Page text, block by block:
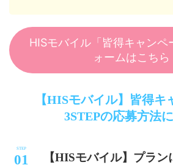
HISモバイル「皆得キャンペ
ォームはこちら
【HISモバイル】皆得キ
3STEPの応募方法
【HISモバイル】プラ